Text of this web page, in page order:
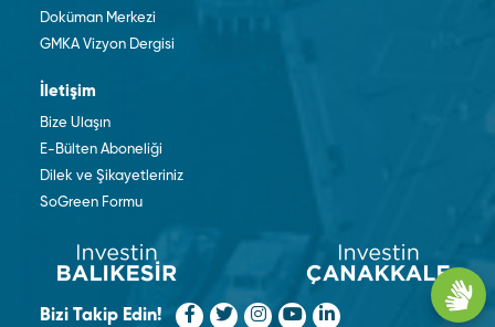
Doküman Merkezi
GMKA Vizyon Dergisi
İletişim
Bize Ulaşın
E-Bülten Aboneliği
Dilek ve Şikayetleriniz
SoGreen Formu
Bizi Takip Edin!